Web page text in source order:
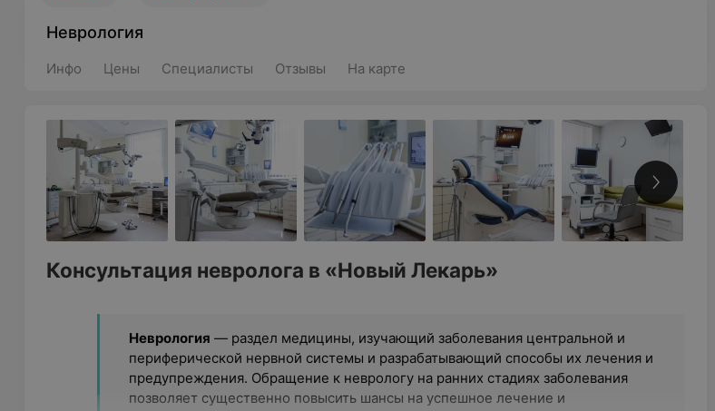
Неврология
Инфо Цены Специалисты Отзывы На карте
Консультация невролога в «Новый Лекарь»
Неврология — раздел медицины, изучающий заболевания центральной и
периферической нервной системы и разрабатывающий способы их лечения и
предупреждения. Обращение к неврологу на ранних стадиях заболевания
позволяет существенно повысить шансы на успешное лечение и